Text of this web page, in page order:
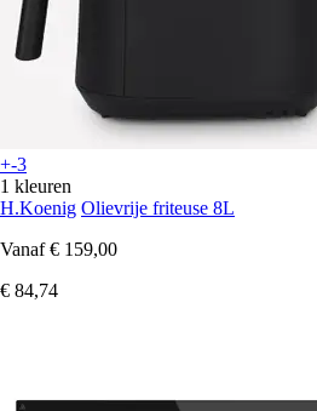
+-3
1 kleuren
H.Koenig Olievrije friteuse 8L
Vanaf € 159,00
€ 84,74